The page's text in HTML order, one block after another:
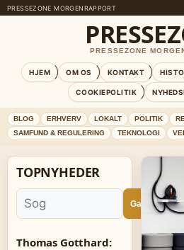
PRESSEZONE MORGENRAPPORT
PRESSEZONE
HJEM OM OS KONTAKT
COOKIEPOLITIK
BLOG ERHVERV LOKALT POLITIK
SAMFUND & REGULERING
TEKNOLOGI
TOPNYHEDER
Ga
Thomas Gotthard: